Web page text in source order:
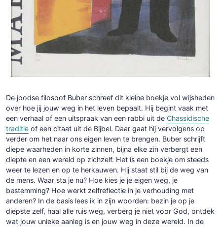
De joodse filosoof Buber schreef dit kleine boekje vol wijsheden
over hoe jij jouw weg in het leven bepaalt. Hij begint vaak met
een verhaal of een uitspraak van een rabbi uit de Chassidische
traditie of een citaat uit de Bijbel. Daar gaat hij vervolgens op
verder om het naar ons eigen leven te brengen. Buber schrijft
diepe waarheden in korte zinnen, bijna elke zin verbergt een
diepte en een wereld op zichzelf. Het is een boekje om steeds
weer te lezen en op te herkauwen. Hij staat stil bij de weg van
de mens. Waar sta je nu? Hoe kies je je eigen weg, je
bestemming? Hoe werkt zelfreflectie in je verhouding met
anderen? In de basis lees ik in zijn woorden: bezin je op je
diepste zelf, haal alle ruis weg, verberg je niet voor God, ontdek
wat jouw unieke aanleg is en jouw weg in deze wereld. In de